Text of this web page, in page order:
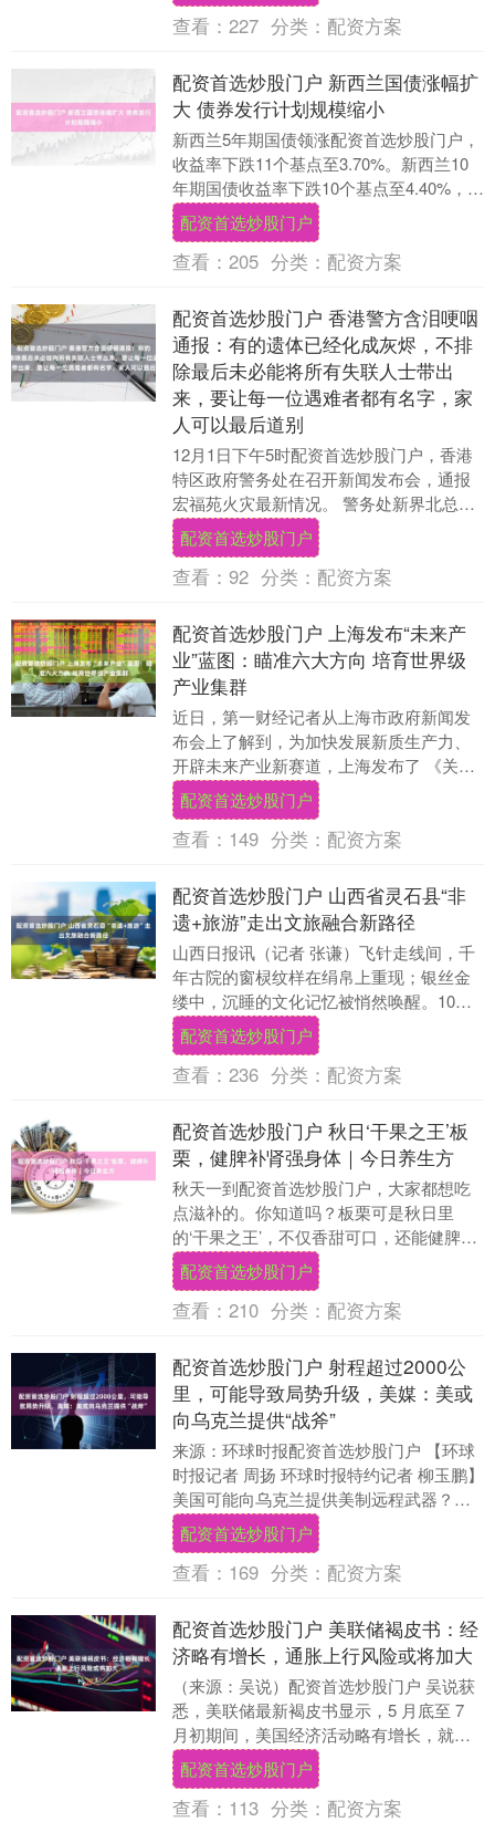
查看： 227 分类： 配资方案
配资首选炒股门户 新西兰国债涨幅扩
大 债券发行计划规模缩小
新西兰5年期国债领涨配资首选炒股门户，
收益率下跌11个基点至3.70%。新西兰10
年期国债收益率下跌10个基点至4.40%，2
年期国债收益率下跌4个基点至2.7....
配资首选炒股门户
查看： 205 分类： 配资方案
配资首选炒股门户 香港警方含泪哽咽
通报：有的遗体已经化成灰烬，不排
除最后未必能将所有失联人士带出
来，要让每一位遇难者都有名字，家
人可以最后道别
12月1日下午5时配资首选炒股门户，香港
特区政府警务处在召开新闻发布会，通报
宏福苑火灾最新情况。 警务处新界北总区
指挥官林敏娴表示，已经完成四分之三的
搜索工作，....
配资首选炒股门户
查看： 92 分类： 配资方案
配资首选炒股门户 上海发布“未来产
业”蓝图：瞄准六大方向 培育世界级
产业集群
近日，第一财经记者从上海市政府新闻发
布会上了解到，为加快发展新质生产力、
开辟未来产业新赛道，上海发布了 《关于
加快推动前沿技术创新与未来产业培育的
若干措施》，构....
配资首选炒股门户
查看： 149 分类： 配资方案
配资首选炒股门户 山西省灵石县“非
遗+旅游”走出文旅融合新路径
山西日报讯（记者 张谦）飞针走线间，千
年古院的窗棂纹样在绢帛上重现；银丝金
缕中，沉睡的文化记忆被悄然唤醒。10月
11日，灵石县王家大院景区文庙内的奎星
文创店里，....
配资首选炒股门户
查看： 236 分类： 配资方案
配资首选炒股门户 秋日‘干果之王’板
栗，健脾补肾强身体｜今日养生方
秋天一到配资首选炒股门户，大家都想吃
点滋补的。你知道吗？板栗可是秋日里
的‘干果之王’，不仅香甜可口，还能健脾补
肾，特别适合现在这个季节吃。你发现
没，很多人一到换....
配资首选炒股门户
查看： 210 分类： 配资方案
配资首选炒股门户 射程超过2000公
里，可能导致局势升级，美媒：美或
向乌克兰提供“战斧”
来源：环球时报配资首选炒股门户 【环球
时报记者 周扬 环球时报特约记者 柳玉鹏】
美国可能向乌克兰提供美制远程武器？美
国《华尔街日报》26日报道称，在纽约联
合国大....
配资首选炒股门户
查看： 169 分类： 配资方案
配资首选炒股门户 美联储褐皮书：经
济略有增长，通胀上行风险或将加大
（来源：吴说）配资首选炒股门户 吴说获
悉，美联储最新褐皮书显示，5 月底至 7
月初期间，美国经济活动略有增长，就业
人数小幅上升，工资继续温和上涨，制造
业裁员略....
配资首选炒股门户
查看： 113 分类： 配资方案